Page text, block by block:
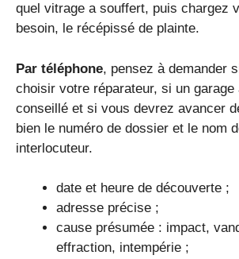
quel vitrage a souffert, puis chargez
besoin, le récépissé de plainte.
Par téléphone, pensez à demander
choisir votre réparateur, si un garage
conseillé et si vous devrez avancer
bien le numéro de dossier et le nom
interlocuteur.
date et heure de découverte ;
adresse précise ;
cause présumée : impact,
effraction, intempérie ;